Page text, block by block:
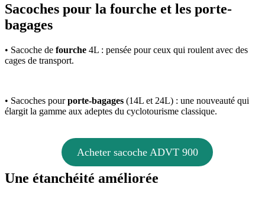
Sacoches pour la fourche et les porte-
bagages
• Sacoche de fourche 4L : pensée pour ceux qui roulent avec des
cages de transport.
• Sacoches pourporte-bagages (14L et 24L) : une nouveauté qui
élargit la gamme aux adeptes du cyclotourisme classique.
Acheter sacoche ADVT 900
Une étanchéité améliorée